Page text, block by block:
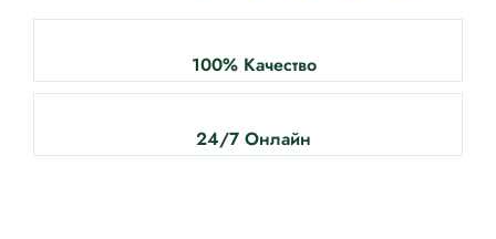
100% Качество
24/7 Онлайн